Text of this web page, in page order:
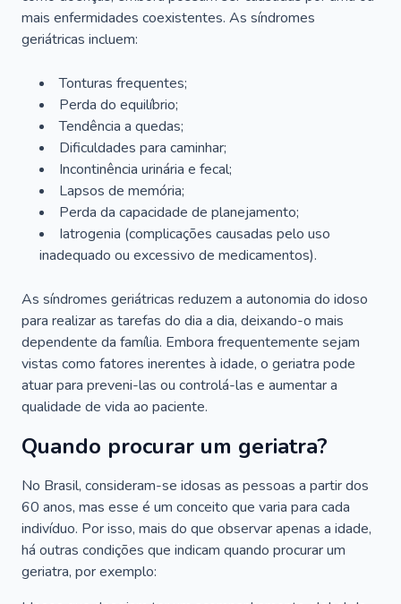
mais enfermidades coexistentes. As síndromes
geriátricas incluem:
Tonturas frequentes;
Perda do equilíbrio;
Tendência a quedas;
Dificuldades para caminhar;
Incontinência urinária e fecal;
Lapsos de memória;
Perda da capacidade de planejamento;
Iatrogenia (complicações causadas pelo uso
inadequado ou excessivo de medicamentos).
As síndromes geriátricas reduzem a autonomia do idoso
para realizar as tarefas do dia a dia, deixando-o mais
dependente da família. Embora frequentemente sejam
vistas como fatores inerentes à idade, o geriatra pode
atuar para preveni-las ou controlá-las e aumentar a
qualidade de vida ao paciente.
Quando procurar um geriatra?
No Brasil, consideram-se idosas as pessoas a partir dos
60 anos, mas esse é um conceito que varia para cada
indivíduo. Por isso, mais do que observar apenas a idade,
há outras condições que indicam quando procurar um
geriatra, por exemplo: